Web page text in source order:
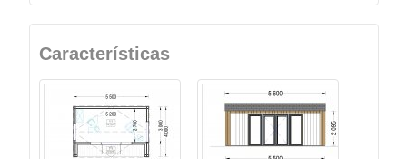
Características